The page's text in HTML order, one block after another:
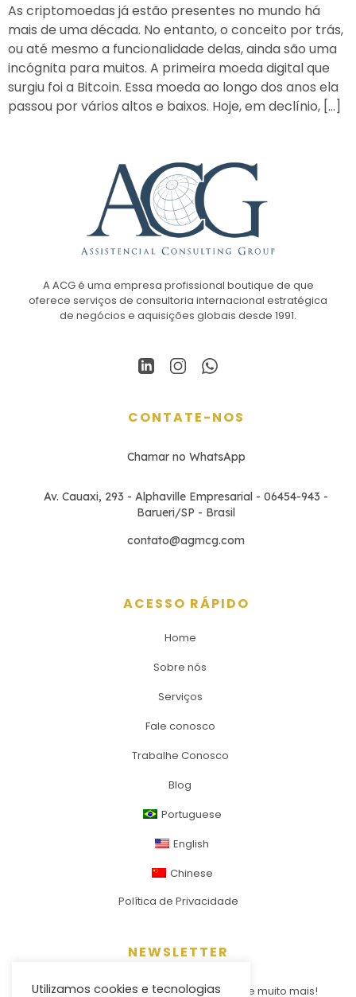
As criptomoedas já estão presentes no mundo há
mais de uma década. No entanto, o conceito por trás,
ou até mesmo a funcionalidade delas, ainda são uma
incógnita para muitos. A primeira moeda digital que
surgiu foi a Bitcoin. Essa moeda ao longo dos anos ela
passou por vários altos e baixos. Hoje, em declínio, […]
A ACG é uma empresa profissional boutique de que
oferece serviços de consultoria internacional estratégica
de negócios e aquisições globais desde 1991.
CONTATE-NOS
Chamar no WhatsApp
Av. Cauaxi, 293 - Alphaville Empresarial - 06454-943 -
Barueri/SP - Brasil
contato@agmcg.com
ACESSO RÁPIDO
Home
Sobre nós
Serviços
Fale conosco
Trabalhe Conosco
Blog
Portuguese
English
Chinese
Política de Privacidade
NEWSLETTER
Fique por dentro de novidades, notícias e muito mais!
Utilizamos cookies e tecnologias